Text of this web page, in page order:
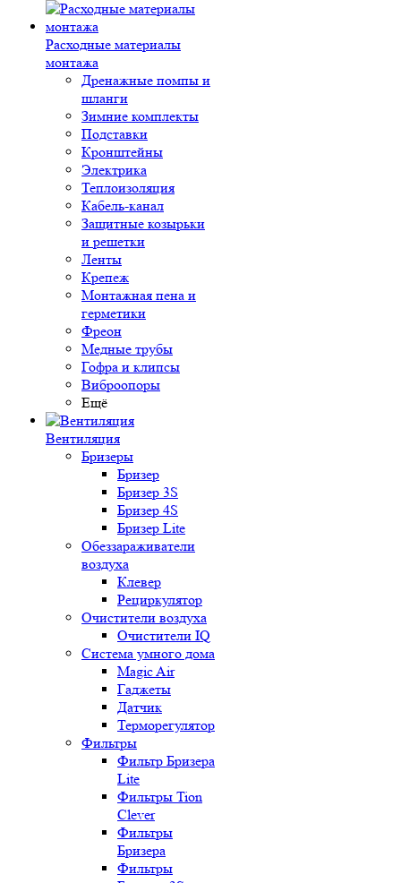
Расходные материалы
монтажа
Дренажные помпы и
шланги
Зимние комплекты
Подставки
Кронштейны
Электрика
Теплоизоляция
Кабель-канал
Защитные козырьки
и решетки
Ленты
Крепеж
Монтажная пена и
герметики
Фреон
Медные трубы
Гофра и клипсы
Виброопоры
Ещё
Вентиляция
Бризеры
Бризер
Бризер 3S
Бризер 4S
Бризер Lite
Обеззараживатели
воздуха
Клевер
Рециркулятор
Очистители воздуха
Очистители IQ
Система умного дома
Magic Air
Гаджеты
Датчик
Терморегулятор
Фильтры
Фильтр Бризера
Lite
Фильтры Tion
Clever
Фильтры
Бризера
Фильтры